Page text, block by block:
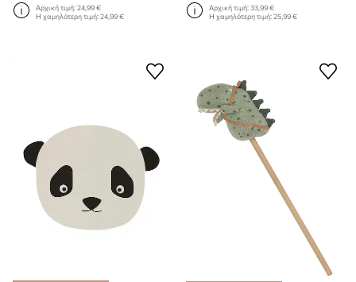
Αρχική τιμή:24,99 €
Η χαμηλότερη τιμή:24,99 €
Αρχική τιμή:33,99 €
Η χαμηλότερη τιμή:25,99 €